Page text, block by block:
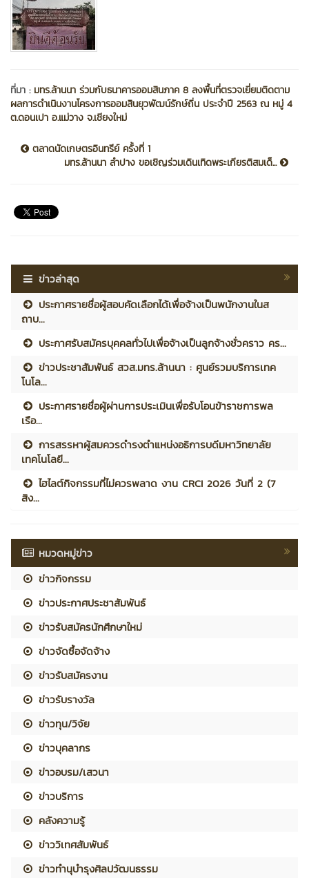
ที่มา : มทร.ล้านนา ร่วมกับธนาคารออมสินภาค 8 ลงพื้นที่ตรวจเยี่ยมติดตาม
ผลการดำเนินงานโครงการออมสินยุวพัฒน์รักษ์ถิ่น ประจำปี 2563 ณ หมู่ 4
ต.ดอนเปา อ.แม่วาง จ.เชียงใหม่
ตลาดนัดเกษตรอินทรีย์ ครั้งที่ 1
มทร.ล้านนา ลำปาง ขอเชิญร่วมเดินเทิดพระเกียรติสมเด็...
ข่าวล่าสุด
ประกาศรายชื่อผู้สอบคัดเลือกได้เพื่อจ้างเป็นพนักงานในส
ถาบ...
ประกาศรับสมัครบุคคลทั่วไปเพื่อจ้างเป็นลูกจ้างชั่วคราว คร...
ข่าวประชาสัมพันธ์ สวส.มทร.ล้านนา : ศูนย์รวมบริการเทค
โนโล...
ประกาศรายชื่อผู้ผ่านการประเมินเพื่อรับโอนข้าราชการพล
เรือ...
การสรรหาผู้สมควรดำรงตำแหน่งอธิการบดีมหาวิทยาลัย
เทคโนโลยี...
ไฮไลต์กิจกรรมที่ไม่ควรพลาด งาน CRCI 2026 วันที่ 2 (7
สิง...
หมวดหมู่ข่าว
ข่าวกิจกรรม
ข่าวประกาศประชาสัมพันธ์
ข่าวรับสมัครนักศึกษาใหม่
ข่าวจัดซื้อจัดจ้าง
ข่าวรับสมัครงาน
ข่าวรับรางวัล
ข่าวทุน/วิจัย
ข่าวบุคลากร
ข่าวอบรม/เสวนา
ข่าวบริการ
คลังความรู้
ข่าววิเทศสัมพันธ์
ข่าวทำนุบำรุงศิลปวัฒนธรรม